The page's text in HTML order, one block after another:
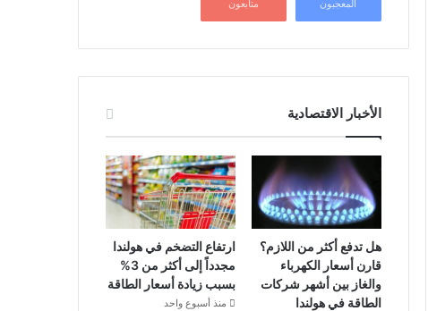
المعجبون متابعون
الأخبار الاقتصادية
هل تدفع أكثر من اللازم؟
قارن أسعار الكهرباء
والغاز بين أشهر شركات
الطاقة في هولندا
ارتفاع التضخم في هولندا
مجدداً إلى أكثر من 3%
بسبب زيادة أسعار الطاقة
منذ أسبوع واحد